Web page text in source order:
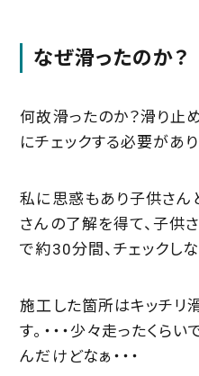
なぜ滑ったのか？
何故滑ったのか？滑り止
にチェックする必要があり
私に思惑もあり子供さん
さんの了解を得て、子供
で約30分間、チェックし
施工した箇所はキッチリ
す。・・・少々走ったくら
んだけどなぁ・・・